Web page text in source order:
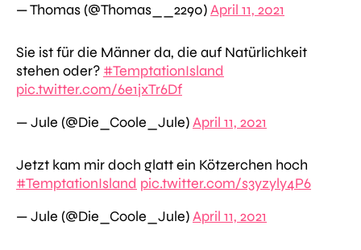
— Thomas (@Thomas__2290)April 11, 2021
Sie ist für die Männer da, die auf Natürlichkeit
stehen oder? #TemptationIsland
pic.twitter.com/6e1jxTr6Df
— Jule (@Die_Coole_Jule)April 11, 2021
Jetzt kam mir doch glatt ein Kötzerchen hoch
#TemptationIsland pic.twitter.com/s3yzyly4P6
— Jule (@Die_Coole_Jule)April 11, 2021